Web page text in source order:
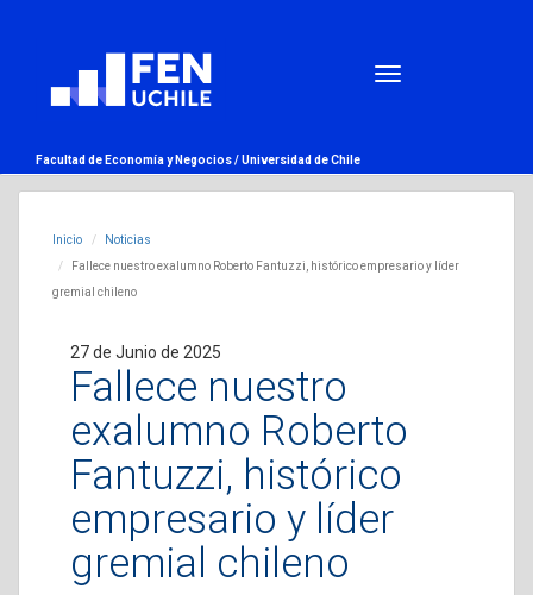
Facultad de Economía y Negocios /Universidad de Chile
Inicio
Noticias
Fallece nuestro exalumno Roberto Fantuzzi, histórico empresario y líder
gremial chileno
27 de Junio de 2025
Fallece nuestro
exalumno Roberto
Fantuzzi, histórico
empresario y líder
gremial chileno